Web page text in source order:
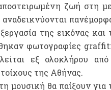
ζωή στη
της εικόνας
φωτογραφίες
εξ ολοκλήρου από
της Αθήνας.
μουσική θα παίξουν για